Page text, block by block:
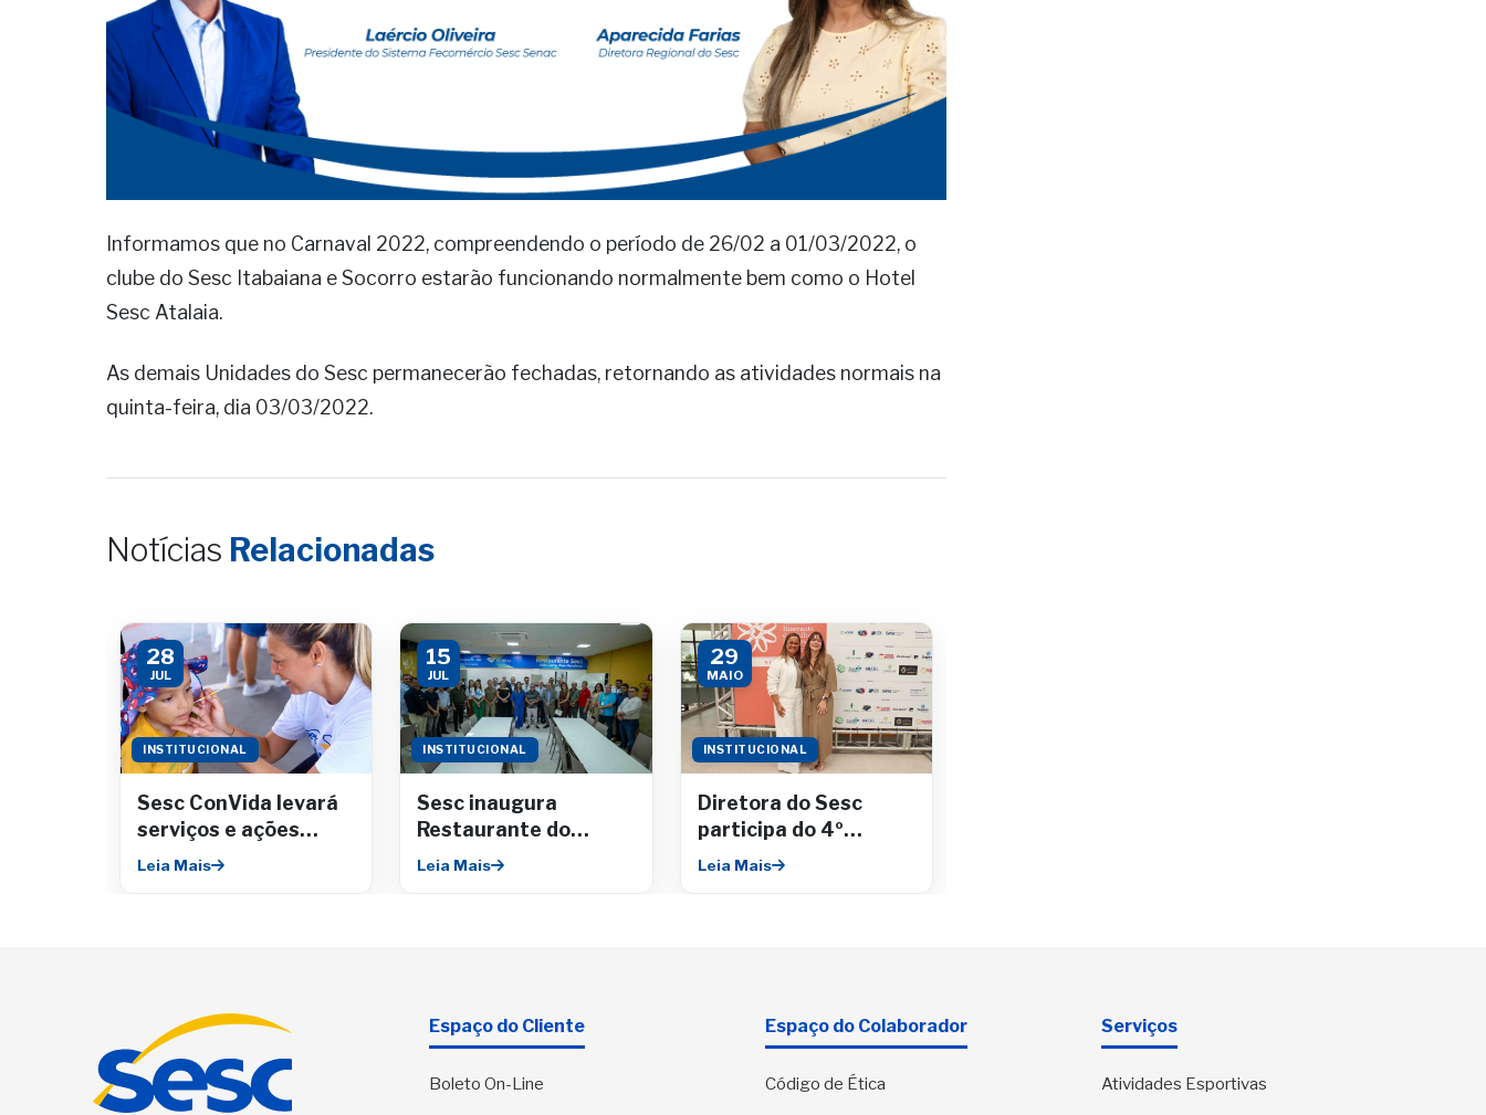
Informamos que no Carnaval 2022, compreendendo o período de 26/02 a 01/03/2022, o
clube do Sesc Itabaiana e Socorro estarão funcionando normalmente bem como o Hotel
Sesc Atalaia.
As demais Unidades do Sesc permanecerão fechadas, retornando as atividades normais na
quinta-feira, dia 03/03/2022.
Notícias Relacionadas
28
JUL
INSTITUCIONAL
Sesc ConVida levará
serviços e ações
gratuitas para o
Leia Mais
15
JUL
INSTITUCIONAL
Sesc inaugura
Restaurante do
Comerciário no
Leia Mais
29
MAIO
INSTITUCIONAL
Diretora do Sesc
participa do 4º
Encontro da Câmara
Leia Mais
Espaço do Cliente
Boleto On-Line
Espaço do Colaborador
Código de Ética
Serviços
Atividades Esportivas